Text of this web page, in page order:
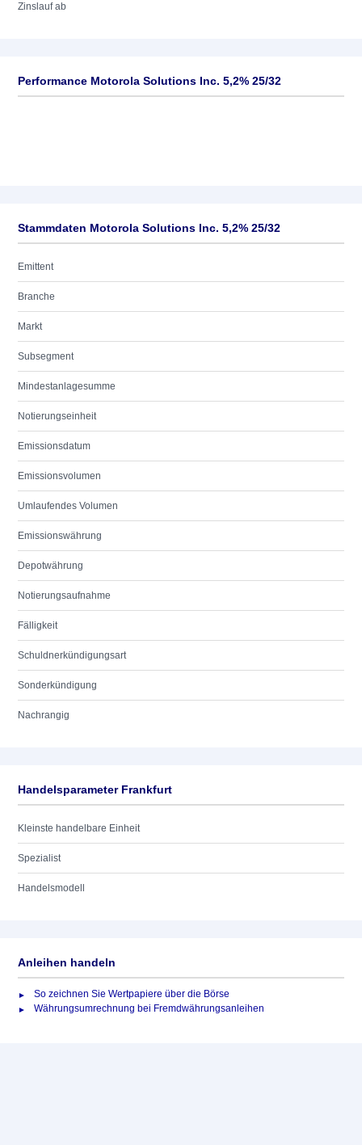
Zinslauf ab
Performance Motorola Solutions Inc. 5,2% 25/32
Stammdaten Motorola Solutions Inc. 5,2% 25/32
Emittent
Branche
Markt
Subsegment
Mindestanlagesumme
Notierungseinheit
Emissionsdatum
Emissionsvolumen
Umlaufendes Volumen
Emissionswährung
Depotwährung
Notierungsaufnahme
Fälligkeit
Schuldnerkündigungsart
Sonderkündigung
Nachrangig
Handelsparameter Frankfurt
Kleinste handelbare Einheit
Spezialist
Handelsmodell
Anleihen handeln
So zeichnen Sie Wertpapiere über die Börse
Währungsumrechnung bei Fremdwährungsanleihen